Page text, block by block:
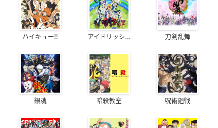
ハイキュー!! アイドリッシ... 刀剣乱舞
銀魂 暗殺教室 呪術廻戦